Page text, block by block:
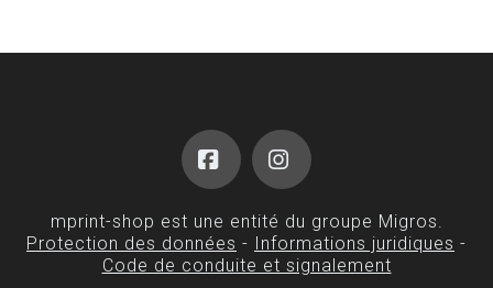
FacebookInstagram
mprint-shop est une entité du groupe Migros.
Protection des données - Informations juridiques -
Code de conduite et signalement